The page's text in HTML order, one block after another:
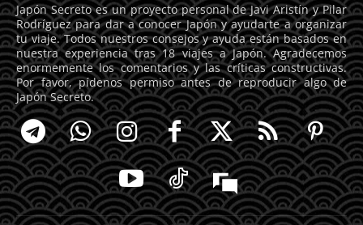
Japón Secreto es un proyecto personal de Javi Aristín y Pilar
Rodríguez para dar a conocer Japón y ayudarte a organizar
tu viaje. Todos nuestros consejos y ayuda están basados en
nuestra experiencia tras 18 viajes a Japón. Agradecemos
enormemente los comentarios y las críticas constructivas.
Por favor, pídenos permiso antes de reproducir algo de
Japón Secreto.